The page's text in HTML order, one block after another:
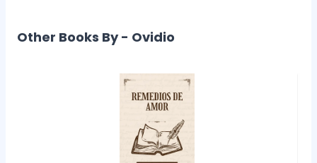
Other Books By - Ovidio